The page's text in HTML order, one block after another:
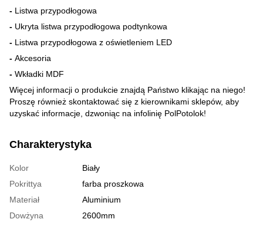
- Listwa przypodłogowa
- Ukryta listwa przypodłogowa podtynkowa
- Listwa przypodłogowa z oświetleniem LED
- Akcesoria
- Wkładki MDF
Więcej informacji o produkcie znajdą Państwo klikając na niego!
Proszę również skontaktować się z kierownikami sklepów, aby
uzyskać informacje, dzwoniąc na infolinię PolPotolok!
Charakterystyka
Kolor
Biały
Pokrittya
farba proszkowa
Materiał
Aluminium
Dowżyna
2600mm